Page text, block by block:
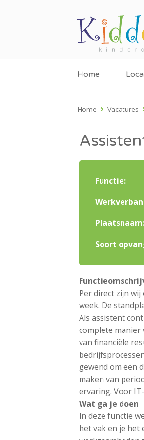
Home
Home Vacatures
Functie:
Plaatsnaam:
Soort
Per direct zijn
week. De
Als assistent
complete manier
van financiële
gewend om een
maken van
ervaring. Voor
Wat ga je doen
In deze functie
het vak en je het